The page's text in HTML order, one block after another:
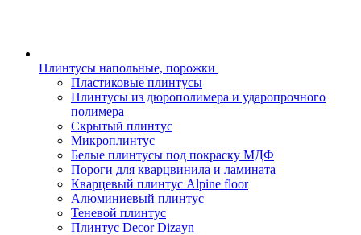
Плинтусы напольные, порожки
Пластиковые плинтусы
Плинтусы из дюрополимера и ударопрочного
полимера
Скрытый плинтус
Микроплинтус
Белые плинтусы под покраску МДФ
Пороги для кварцвинила и ламината
Кварцевый плинтус Alpine floor
Алюминиевый плинтус
Теневой плинтус
Плинтус Decor Dizayn